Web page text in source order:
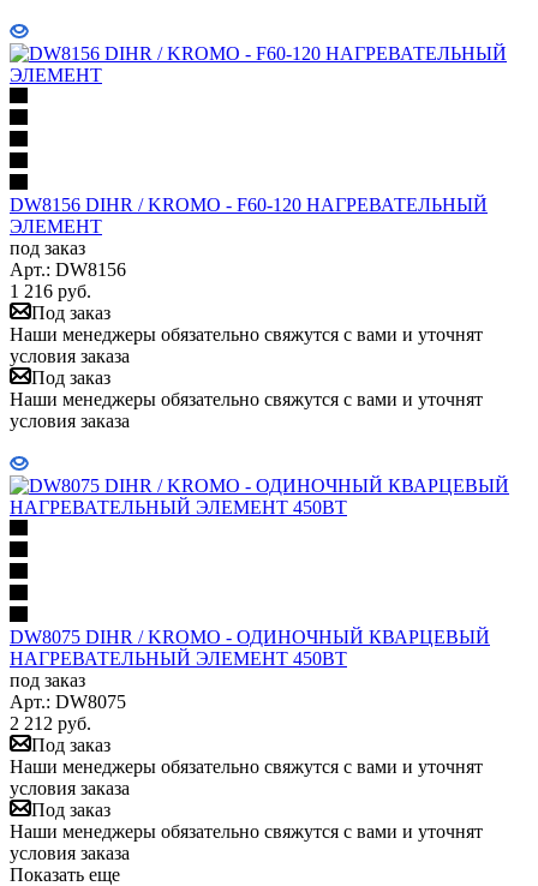
DW8156 DIHR / KROMO - F60-120 НАГРЕВАТЕЛЬНЫЙ
ЭЛЕМЕНТ
под заказ
Арт.: DW8156
1 216 руб.
Под заказ
Наши менеджеры обязательно свяжутся с вами и уточнят
условия заказа
Под заказ
Наши менеджеры обязательно свяжутся с вами и уточнят
условия заказа
DW8075 DIHR / KROMO - ОДИНОЧНЫЙ КВАРЦЕВЫЙ
НАГРЕВАТЕЛЬНЫЙ ЭЛЕМЕНТ 450ВТ
под заказ
Арт.: DW8075
2 212 руб.
Под заказ
Наши менеджеры обязательно свяжутся с вами и уточнят
условия заказа
Под заказ
Наши менеджеры обязательно свяжутся с вами и уточнят
условия заказа
Показать еще